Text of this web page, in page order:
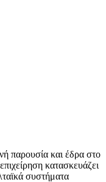
παρουσία και έδρα στο
κατασκευάζει
συστήματα